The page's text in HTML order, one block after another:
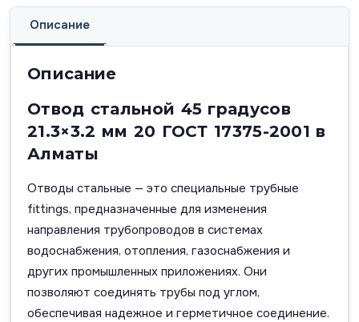
Описание
Описание
Отвод стальной 45 градусов
21.3×3.2 мм 20 ГОСТ 17375-2001 в
Алматы
Отводы стальные — это специальные трубные
fittings, предназначенные для изменения
направления трубопроводов в системах
водоснабжения, отопления, газоснабжения и
других промышленных приложениях. Они
позволяют соединять трубы под углом,
обеспечивая надежное и герметичное соединение.